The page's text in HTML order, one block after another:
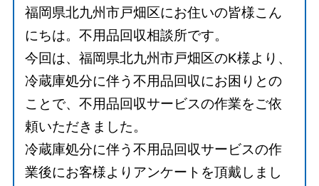
福岡県北九州市戸畑区にお住いの皆様こん
にちは。不用品回収相談所です。
今回は、福岡県北九州市戸畑区のK様より、
冷蔵庫処分に伴う不用品回収にお困りとの
ことで、不用品回収サービスの作業をご依
頼いただきました。
冷蔵庫処分に伴う不用品回収サービスの作
業後にお客様よりアンケートを頂戴しまし